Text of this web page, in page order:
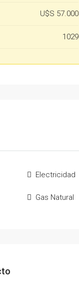
U$S 57.000
1029
Electricidad
Gas Natural